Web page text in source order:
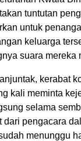
tuntutan
untuk
keluarga
suara
kerabat
kali meminta
selama
dari pengacara
menunggu